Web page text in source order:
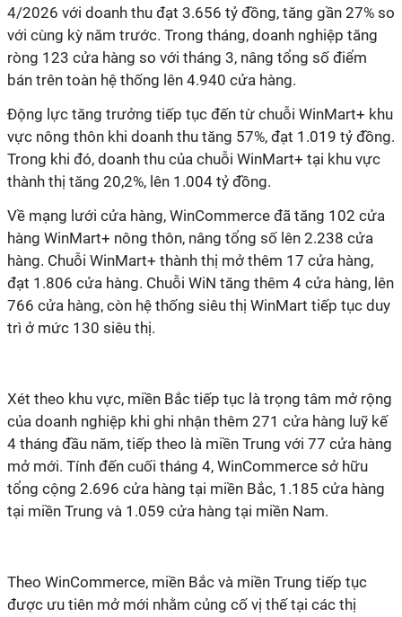
4/2026 với doanh thu đạt 3.656 tỷ đồng, tăng gần 27% so
với cùng kỳ năm trước. Trong tháng, doanh nghiệp tăng
ròng 123 cửa hàng so với tháng 3, nâng tổng số điểm
bán trên toàn hệ thống lên 4.940 cửa hàng.
Động lực tăng trưởng tiếp tục đến từ chuỗi WinMart+ khu
vực nông thôn khi doanh thu tăng 57%, đạt 1.019 tỷ đồng.
Trong khi đó, doanh thu của chuỗi WinMart+ tại khu vực
thành thị tăng 20,2%, lên 1.004 tỷ đồng.
Về mạng lưới cửa hàng, WinCommerce đã tăng 102 cửa
hàng WinMart+ nông thôn, nâng tổng số lên 2.238 cửa
hàng. Chuỗi WinMart+ thành thị mở thêm 17 cửa hàng,
đạt 1.806 cửa hàng. Chuỗi WiN tăng thêm 4 cửa hàng, lên
766 cửa hàng, còn hệ thống siêu thị WinMart tiếp tục duy
trì ở mức 130 siêu thị.
Xét theo khu vực, miền Bắc tiếp tục là trọng tâm mở rộng
của doanh nghiệp khi ghi nhận thêm 271 cửa hàng luỹ kế
4 tháng đầu năm, tiếp theo là miền Trung với 77 cửa hàng
mở mới. Tính đến cuối tháng 4, WinCommerce sở hữu
tổng cộng 2.696 cửa hàng tại miền Bắc, 1.185 cửa hàng
tại miền Trung và 1.059 cửa hàng tại miền Nam.
Theo WinCommerce, miền Bắc và miền Trung tiếp tục
được ưu tiên mở mới nhằm củng cố vị thế tại các thị